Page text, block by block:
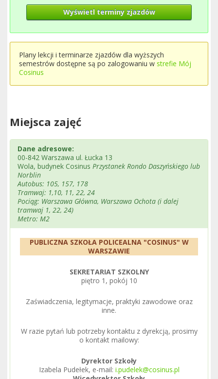
Wyświetl terminy zjazdów
Plany lekcji i terminarze zjazdów dla wyższych
semestrów dostępne są po zalogowaniu w strefie Mój
Cosinus
Miejsca zajęć
Dane adresowe:
00-842 Warszawa ul. Łucka 13
Wola, budynek Cosinus Przystanek Rondo Daszyńskiego lub
Norblin
Autobus: 105, 157, 178
Tramwaj: 1,10, 11, 22, 24
Pociąg: Warszawa Główna, Warszawa Ochota (i dalej
tramwaj 1, 22, 24)
Metro: M2
PUBLICZNA SZKOŁA POLICEALNA "COSINUS" W
WARSZAWIE
SEKRETARIAT SZKOLNY
piętro 1, pokój 10
Zaświadczenia, legitymacje, praktyki zawodowe oraz
inne.
W razie pytań lub potrzeby kontaktu z dyrekcją, prosimy
o kontakt mailowy:
Dyrektor Szkoły
Izabela Pudełek, e-mail: i.pudelek@cosinus.pl